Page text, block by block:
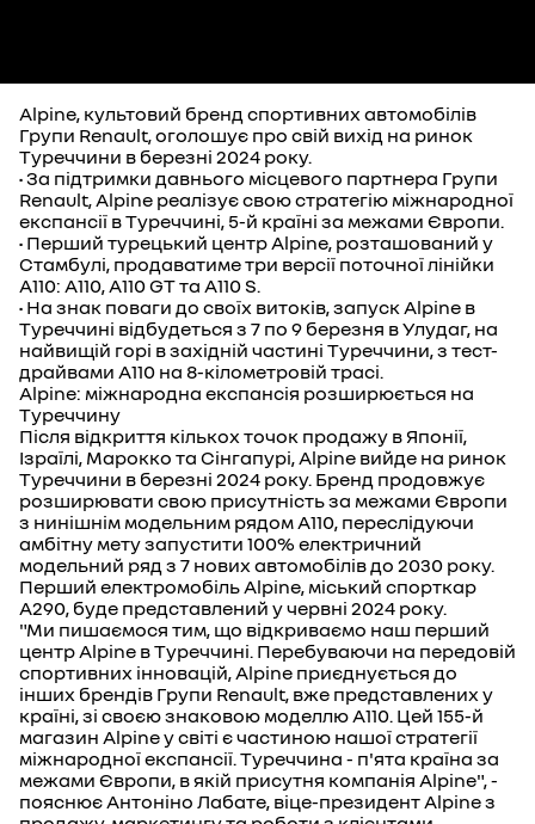
Alpine, культовий бренд спортивних автомобілів
Групи Renault, оголошує про свій вихід на ринок
Туреччини в березні 2024 року.
• За підтримки давнього місцевого партнера Групи
Renault, Alpine реалізує свою стратегію міжнародної
експансії в Туреччині, 5-й країні за межами Європи.
• Перший турецький центр Alpine, розташований у
Стамбулі, продаватиме три версії поточної лінійки
A110: A110, A110 GT та A110 S.
• На знак поваги до своїх витоків, запуск Alpine в
Туреччині відбудеться з 7 по 9 березня в Улудаг, на
найвищій горі в західній частині Туреччини, з тест-
драйвами A110 на 8-кілометровій трасі.
Alpine: міжнародна експансія розширюється на
Туреччину
Після відкриття кількох точок продажу в Японії,
Ізраїлі, Марокко та Сінгапурі, Alpine вийде на ринок
Туреччини в березні 2024 року. Бренд продовжує
розширювати свою присутність за межами Європи
з нинішнім модельним рядом A110, переслідуючи
амбітну мету запустити 100% електричний
модельний ряд з 7 нових автомобілів до 2030 року.
Перший електромобіль Alpine, міський спорткар
A290, буде представлений у червні 2024 року.
"Ми пишаємося тим, що відкриваємо наш перший
центр Alpine в Туреччині. Перебуваючи на передовій
спортивних інновацій, Alpine приєднується до
інших брендів Групи Renault, вже представлених у
країні, зі своєю знаковою моделлю A110. Цей 155-й
магазин Alpine у світі є частиною нашої стратегії
міжнародної експансії. Туреччина - п'ята країна за
межами Європи, в якій присутня компанія Alpine", -
пояснює Антоніно Лабате, віце-президент Alpine з